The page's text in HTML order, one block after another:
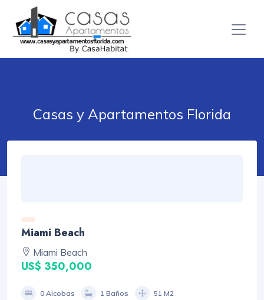
Casas y Apartamentos Florida
Miami Beach
Miami Beach
US$ 350,000
0 Alcobas 1 Baños 51 M2